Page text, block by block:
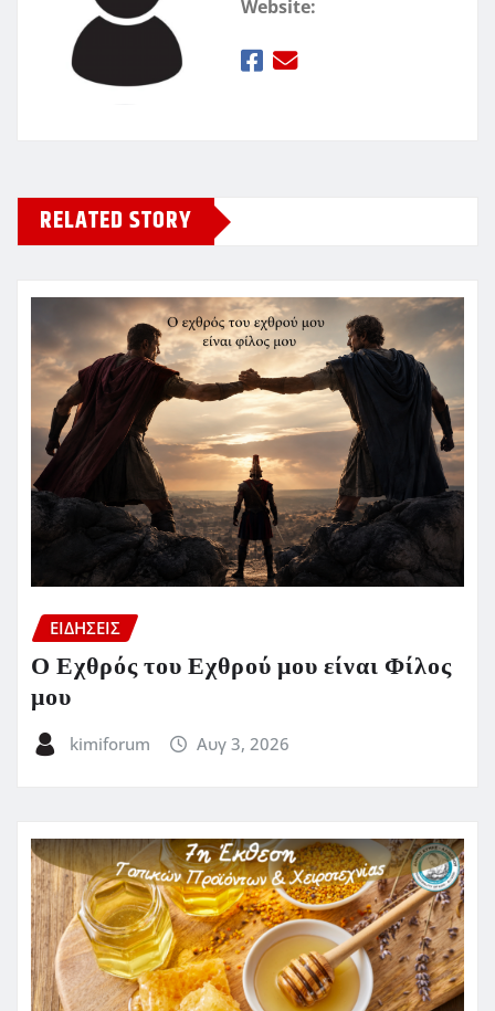
Website:
RELATED STORY
ΕΙΔΗΣΕΙΣ
Ο Εχθρός του Εχθρού μου είναι Φίλος
μου
kimiforum Αυγ 3, 2026